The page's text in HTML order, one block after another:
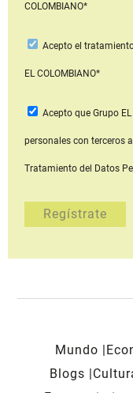
COLOMBIANO*
Acepto el
EL COLOMBIANO*
Acepto que Grupo
personales con terceros
Tratamiento del Datos
Mundo
Blogs